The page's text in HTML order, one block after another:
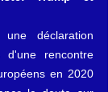
déclaration
d'une rencontre
en 2020